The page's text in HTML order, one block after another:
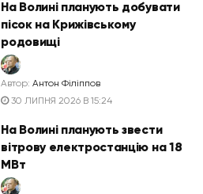
На Волині планують добувати
пісок на Крижівському
родовищі
Автор: Антон Філіппов
30 ЛИПНЯ 2026 В 15:24
На Волині планують звести
вітрову електростанцію на 18
МВт